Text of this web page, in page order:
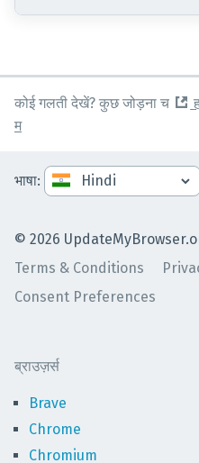
कोई गलती देखें? कुछ जोड़ना च
म
© 2026
Terms & Conditions
Consent Preferences
भाषा:
ब्राउज़र्स
Brave
Chrome
Chromium